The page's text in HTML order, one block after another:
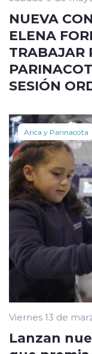
NUEVA
ELENA
TRABAJAR
SESIÓN
Arica y Parinacota
Viernes 13 de
Lanzan